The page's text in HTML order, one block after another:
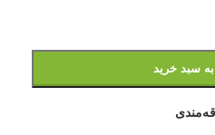
سبد خرید